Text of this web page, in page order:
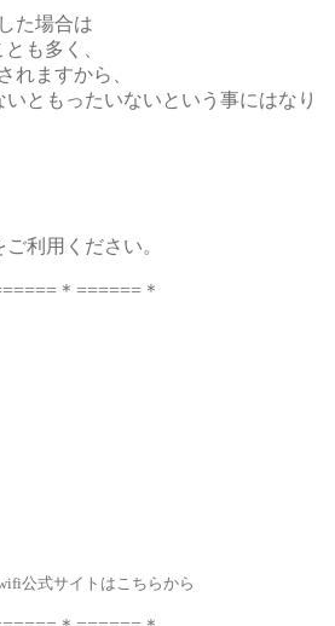
た場合は
も多く、
れますから、
ともったいないという事にはなり
利用ください。
＊======＊
公式サイトはこちらから